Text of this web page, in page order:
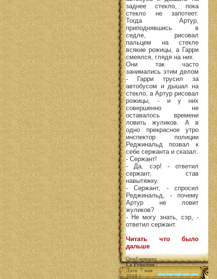
заднее стекло, пока
стекло не запотеет.
Тогда Артур,
приподнявшись в
седле, рисовал
пальцем на стекле
всякие рожицы, а Гарри
смеялся, глядя на них.
Они так часто
занимались этим делом
- Гарри трусил за
автобусом и дышал на
стекло, а Артур рисовал
рожицы, - и у них
совершенно не
оставалось времени
ловить жуликов. А в
одно прекрасное утро
инспектор полиции
Реджинальд позвал к
себе сержанта и сказал:
- Сержант!
- Да, сэр! - ответил
сержант, став
навытяжку.
- Сержант, - спросил
Реджинальд, - почему
Артур не ловит
жуликов?
- Не могу знать, сэр, -
ответил сержант.
Читать что было
дальше
Опубликовал:
La Princesse|
Дата: 7 мая
2010 |